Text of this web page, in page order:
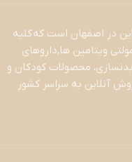
در اصفهان است که کلیه
ویتامین ها,داروهای
محصولات کودکان و
آنلاین به سراسر کشور